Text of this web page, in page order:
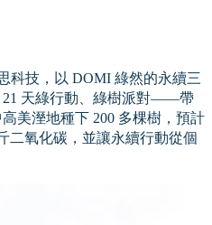
科技，以 DOMI 綠然的永續三
天綠行動、綠樹派對——帶
美溼地種下 200 多棵樹，預計
二氧化碳，並讓永續行動從個